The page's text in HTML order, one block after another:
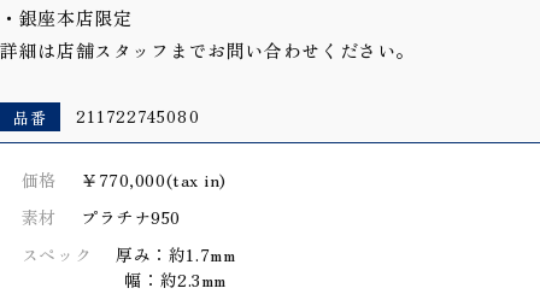
・銀座本店限定
詳細は店舗スタッフまでお問い合わせください。
品番 211722745080
価格
￥770,000(tax in)
素材
プラチナ950
スペック
厚み：約1.7mm
幅：約2.3mm